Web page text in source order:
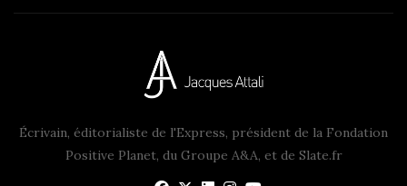
Écrivain, éditorialiste de l'Express, président de la Fondation
Positive Planet, du Groupe A&A, et de Slate.fr